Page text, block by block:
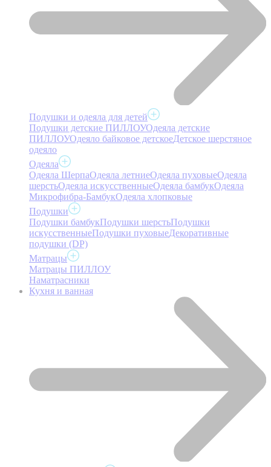
Подушки и одеяла для детей
Подушки детские ПИЛЛОУОдеяла детские
ПИЛЛОУОдеяло байковое детскоеДетское шерстяное
одеяло
Одеяла
Одеяла ШерпаОдеяла летниеОдеяла пуховыеОдеяла
шерстьОдеяла искусственныеОдеяла бамбукОдеяла
Микрофибра-БамбукОдеяла хлопковые
Подушки
Подушки бамбукПодушки шерстьПодушки
искусственныеПодушки пуховыеДекоративные
подушки (DP)
Матрацы
Матрацы ПИЛЛОУ
Наматрасники
Кухня и ванная